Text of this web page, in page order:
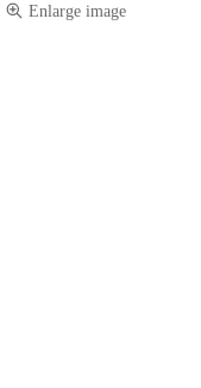
Enlarge image